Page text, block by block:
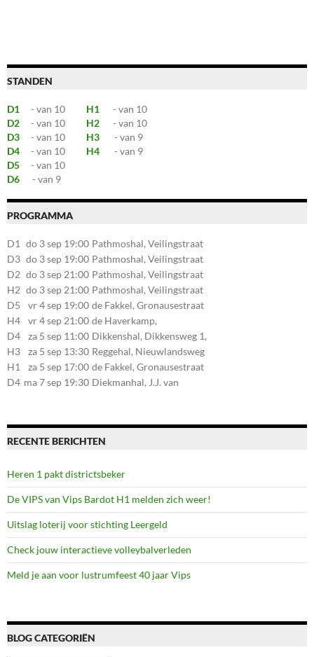
STANDEN
D1 - van 10 H1
- van 10
D2
- van 10 H2
- van 10
D3
- van 10 H3
- van 9
D4
- van 10 H4
- van 9
D5
- van 10
D6
- van 9
PROGRAMMA
D1 do 3 sep 19:00 Pathmoshal, Veilingstraat
20, 7545LZ Enschede
D3 do 3 sep 19:00 Pathmoshal, Veilingstraat
20, 7545LZ Enschede
D2 do 3 sep 21:00 Pathmoshal, Veilingstraat
20, 7545LZ Enschede
H2 do 3 sep 21:00 Pathmoshal, Veilingstraat
20, 7545LZ Enschede
D5 vr 4 sep 19:00 de Fakkel, Gronausestraat
107, 7581CE Losser
H4 vr 4 sep 21:00 de Haverkamp,
Stationsstraat 30, 7475AM
Markelo
D4 za 5 sep 11:00 Dikkenshal, Dikkensweg 1,
7641CC Wierden
H3 za 5 sep 13:30 Reggehal, Nieuwlandsweg
1, 7461VP Rijssen
H1 za 5 sep 17:00 de Fakkel, Gronausestraat
107, 7581CE Losser
D4 ma 7 sep 19:30 Diekmanhal, J.J. van
RECENTE BERICHTEN
Heren 1 pakt districtsbeker
De VIPS van Vips Bardot H1 melden zich weer!
Uitslag loterij voor stichting Leergeld
Check jouw interactieve volleybalverleden
Meld je aan voor lustrumfeest 40 jaar Vips
BLOG CATEGORIËN